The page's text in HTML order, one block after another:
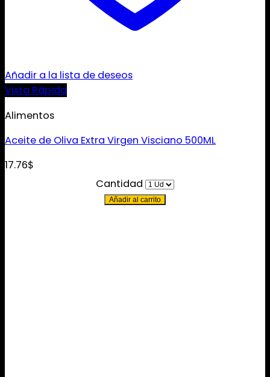
Añadir a la lista de deseos
Vista Rápida
Alimentos
Aceite de Oliva Extra Virgen Visciano 500ML
17.76$
Cantidad
Añadir al carrito